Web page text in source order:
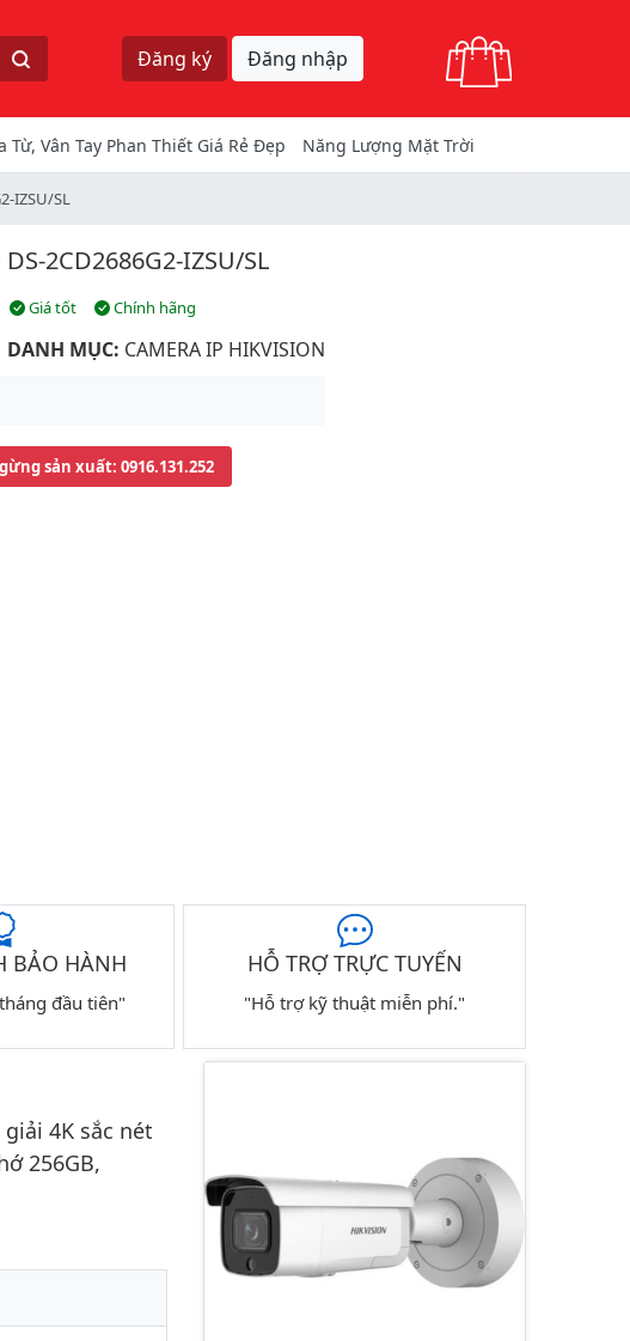
Tìm kiếm
Đăng ký Đăng nhập
Từ, Vân Tay Phan Thiết Giá Rẻ Đẹp Năng Lượng Mặt Trời
IZSU/SL
2CD2686G2-IZSU/SL
Giá tốt Chính hãng
DANH MỤC: CAMERA IP HIKVISION
sản xuất: 0916.131.252
BẢO HÀNH
đầu tiên"
HỖ TRỢ TRỰC TUYẾN
"Hỗ trợ kỹ thuật miễn phí."
giải 4K sắc nét
256GB,